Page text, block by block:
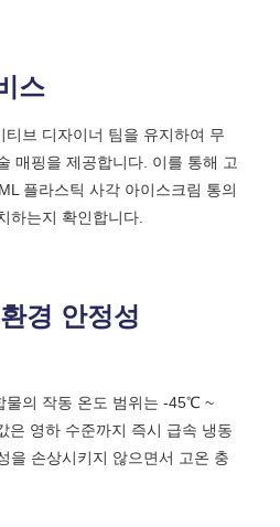
스
브 디자이너 팀을 유지하여 무
매핑을 제공합니다. 이를 통해 고
플라스틱 사각 아이스크림 통의
하는지 확인합니다.
경 안정성
물의 작동 온도 범위는 -45℃ ~
영하 수준까지 즉시 급속 냉동
을 손상시키지 않으면서 고온 충